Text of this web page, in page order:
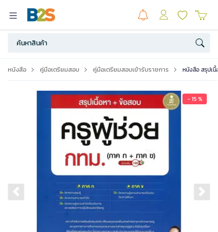
หนังสือ คู่มือเตรียมสอบ คู่มือเตรียมสอบเข้ารับราชการ หนังสือ สรุปเ
- 15 %
Previous slide